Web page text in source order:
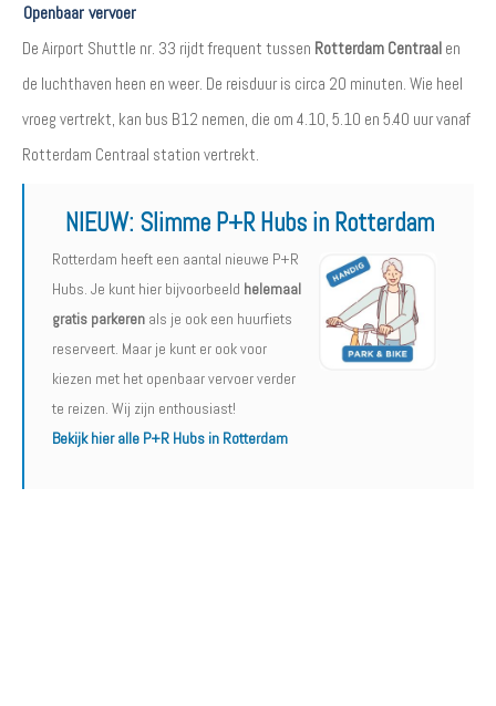
Openbaar vervoer
De Airport Shuttle nr. 33 rijdt frequent tussen Rotterdam Centraal en
de luchthaven heen en weer. De reisduur is circa 20 minuten. Wie heel
vroeg vertrekt, kan bus B12 nemen, die om 4.10, 5.10 en 5.40 uur vanaf
Rotterdam Centraal station vertrekt.
NIEUW: Slimme P+R Hubs in Rotterdam
Rotterdam heeft een aantal nieuwe P+R
Hubs. Je kunt hier bijvoorbeeld helemaal
gratis parkeren als je ook een huurfiets
reserveert. Maar je kunt er ook voor
kiezen met het openbaar vervoer verder
te reizen. Wij zijn enthousiast!
Bekijk hier alle P+R Hubs in Rotterdam